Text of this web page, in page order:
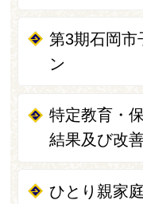
第3期石岡市
ン
特定教育・
結果及び改
ひとり親家